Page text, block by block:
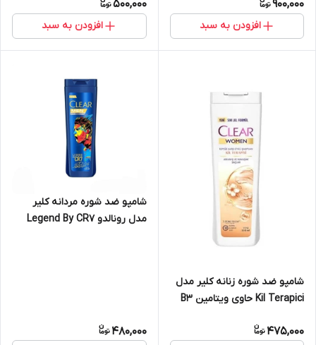
900,000
افزودن به سبد
500,000
افزودن به سبد
شامپو ضد شوره زنانه کلیر مدل
Kil Terapici حاوی ویتامین B3
475,000
شامپو ضد شوره مردانه کلیر
مدل رونالدو Legend By CR7
480,000